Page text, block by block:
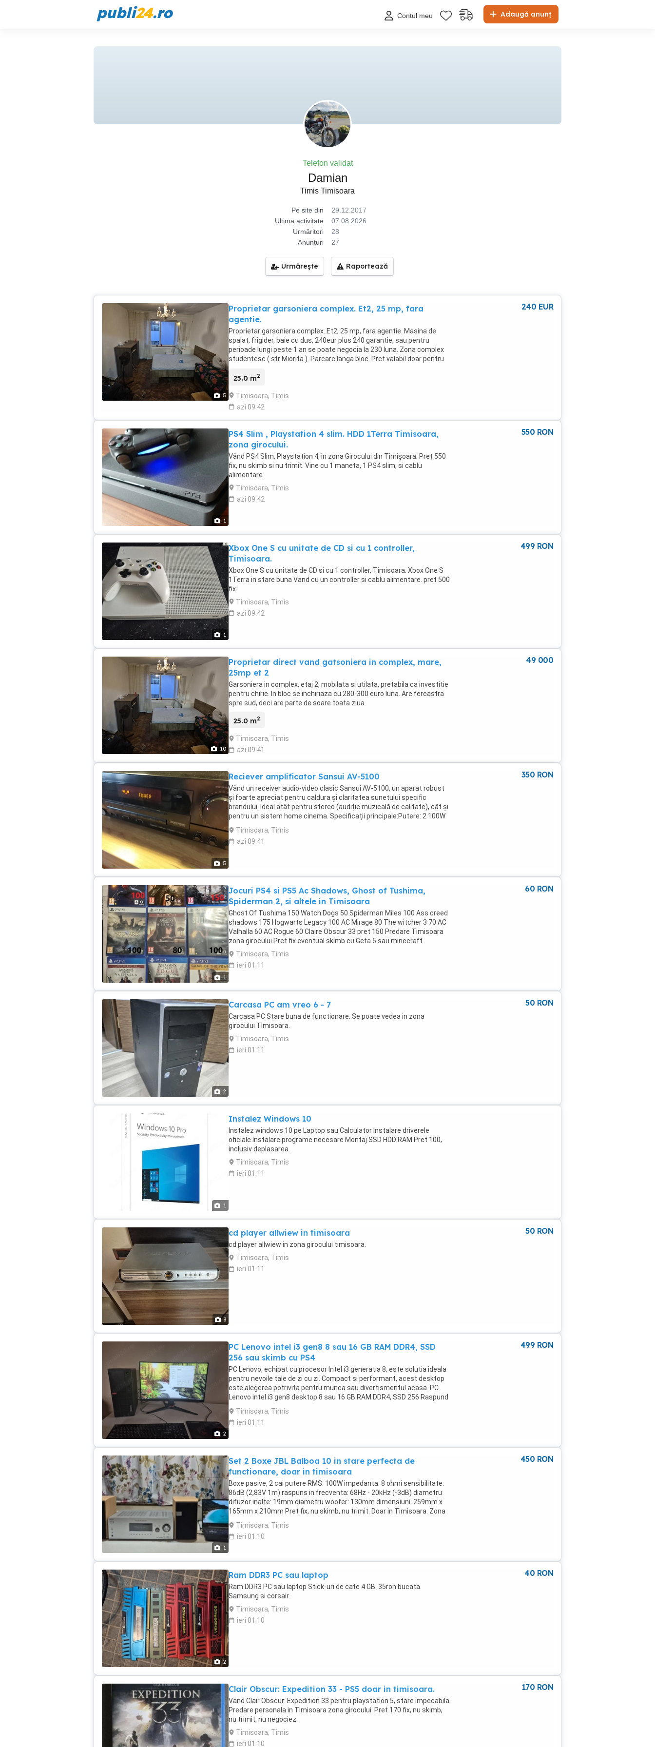
publi24.ro Adaugă anunț
Contul meu
Telefon validat
Damian
Timis Timisoara
Pe site din
29.12.2017
Ultima activitate
07.08.2026
Urmăritori
28
Anunțuri
27
Urmărește Raportează
5
Proprietar garsoniera complex. Et2, 25 mp, fara
agentie.
Proprietar garsoniera complex. Et2, 25 mp, fara agentie. Masina de
spalat, frigider, baie cu dus, 240eur plus 240 garantie, sau pentru
perioade lungi peste 1 an se poate negocia la 230 luna. Zona complex
studentesc ( str Miorita ). Parcare langa bloc. Pret valabil doar pentru
25.0 m2
Timisoara, Timis
azi 09:42
240 EUR
1
PS4 Slim , Playstation 4 slim. HDD 1Terra Timisoara,
zona girocului.
Vând PS4 Slim, Playstation 4, în zona Girocului din Timișoara. Preț 550
fix, nu skimb si nu trimit. Vine cu 1 maneta, 1 PS4 slim, si cablu
alimentare.
Timisoara, Timis
azi 09:42
550 RON
1
Xbox One S cu unitate de CD si cu 1 controller,
Timisoara.
Xbox One S cu unitate de CD si cu 1 controller, Timisoara. Xbox One S
1Terra in stare buna Vand cu un controller si cablu alimentare. pret 500
fix
Timisoara, Timis
azi 09:42
499 RON
10
Proprietar direct vand gatsoniera in complex, mare,
25mp et 2
Garsoniera in complex, etaj 2, mobilata si utilata, pretabila ca investitie
pentru chirie. In bloc se inchiriaza cu 280-300 euro luna. Are fereastra
spre sud, deci are parte de soare toata ziua.
25.0 m2
Timisoara, Timis
azi 09:41
49 000
5
Reciever amplificator Sansui AV-5100
Vând un receiver audio-video clasic Sansui AV-5100, un aparat robust
și foarte apreciat pentru caldura și claritatea sunetului specific
brandului. Ideal atât pentru stereo (audiție muzicală de calitate), cât și
pentru un sistem home cinema. Specificații principale:Putere: 2 100W
în modul stereo (sunet puternic și dinamic).Procesare: Dolby Pro Logic
Surround inclus.Conectivitate: Intrări multiple pentru CD, Tape, TV, AUX
și intrare dedicată Phono (pentru conectarea directă a unui pick-
legendarului brand japonez.Estetic arată foarte bine (prezintă doar
urme normale și fine de utilizare). Poze reale atașate. La cerere pe
watsap pot oferi video.In Timișoara (zona Calea Girocului).
Timisoara, Timis
azi 09:41
350 RON
1
Jocuri PS4 si PS5 Ac Shadows, Ghost of Tushima,
Spiderman 2, si altele in Timisoara
Ghost Of Tushima 150 Watch Dogs 50 Spiderman Miles 100 Ass creed
shadows 175 Hogwarts Legacy 100 AC Mirage 80 The witcher 3 70 AC
Valhalla 60 AC Rogue 60 Claire Obscur 33 pret 150 Predare Timisoara
zona girocului Pret fix.eventual skimb cu Geta 5 sau minecraft.
Timisoara, Timis
ieri 01:11
60 RON
2
Carcasa PC am vreo 6 - 7
Carcasa PC Stare buna de functionare. Se poate vedea in zona
girocului TImisoara.
Timisoara, Timis
ieri 01:11
50 RON
1
Instalez Windows 10
Instalez windows 10 pe Laptop sau Calculator Instalare driverele
oficiale Instalare programe necesare Montaj SSD HDD RAM Pret 100,
inclusiv deplasarea.
Timisoara, Timis
ieri 01:11
3
cd player allwiew in timisoara
cd player allwiew in zona girocului timisoara.
Timisoara, Timis
ieri 01:11
50 RON
2
PC Lenovo intel i3 gen8 8 sau 16 GB RAM DDR4, SSD
256 sau skimb cu PS4
PC Lenovo, echipat cu procesor Intel i3 generatia 8, este solutia ideala
pentru nevoile tale de zi cu zi. Compact si performant, acest desktop
este alegerea potrivita pentru munca sau divertismentul acasa. PC
Lenovo intel i3 gen8 desktop 8 sau 16 GB RAM DDR4, SSD 256 Raspund
la telefon sau watsap, dar pe olx intru foarte rar. Pret fix 500 cu 8 ram si
600 cu 16rami. Sau schimb cu PS4. Am mai multe bucati. Se vinde doar
unitatea, fara monitor, tastatura, mouse.
Timisoara, Timis
ieri 01:11
499 RON
1
Set 2 Boxe JBL Balboa 10 in stare perfecta de
functionare, doar in timisoara
Boxe pasive, 2 cai putere RMS: 100W impedanta: 8 ohmi sensibilitate:
86dB (2,83V 1m) raspuns in frecventa: 68Hz - 20kHz (-3dB) diametru
difuzor inalte: 19mm diametru woofer: 130mm dimensiuni: 259mm x
165mm x 210mm Pret fix, nu skimb, nu trimit. Doar in Timisoara. Zona
girocului
Timisoara, Timis
ieri 01:10
450 RON
2
Ram DDR3 PC sau laptop
Ram DDR3 PC sau laptop Stick-uri de cate 4 GB. 35ron bucata.
Samsung si corsair.
Timisoara, Timis
ieri 01:10
40 RON
Clair Obscur: Expedition 33 - PS5 doar in timisoara.
Vand Clair Obscur: Expedition 33 pentru playstation 5, stare impecabila.
Predare personala in Timisoara zona girocului. Pret 170 fix, nu skimb,
nu trimit, nu negociez.
Timisoara, Timis
ieri 01:10
170 RON